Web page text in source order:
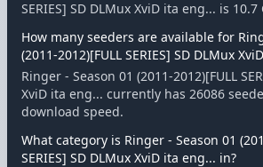
SERIES] SD DLMux XviD ita eng... is 10.7
How many seeders are available for
(2011-2012)[FULL SERIES] SD DLMux
Ringer - Season 01 (2011-2012)[FULL
XviD ita eng... currently has 26086
download speed.
What category is Ringer - Season 01
SERIES] SD DLMux XviD ita eng... in?